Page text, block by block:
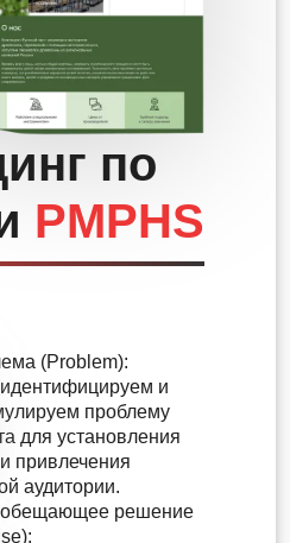
по
PMPHS
(Problem):
идентифицируем и
проблему
для установления
привлечения
аудитории.
решение